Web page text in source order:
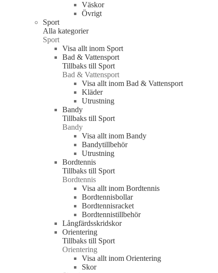
Väskor
Övrigt
Sport
Alla kategorier
Sport
Visa allt inom Sport
Bad & Vattensport
Tillbaks till Sport
Bad & Vattensport
Visa allt inom Bad & Vattensport
Kläder
Utrustning
Bandy
Tillbaks till Sport
Bandy
Visa allt inom Bandy
Bandytillbehör
Utrustning
Bordtennis
Tillbaks till Sport
Bordtennis
Visa allt inom Bordtennis
Bordtennisbollar
Bordtennisracket
Bordtennistillbehör
Långfärdsskridskor
Orientering
Tillbaks till Sport
Orientering
Visa allt inom Orientering
Skor